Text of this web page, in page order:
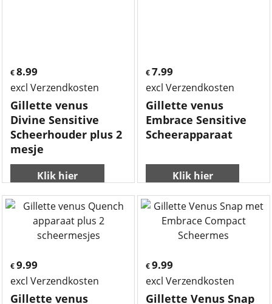
€ 8.99
excl Verzendkosten
Gillette venus
Divine Sensitive
Scheerhouder plus 2
mesje
Klik hier
€7.99
excl Verzendkosten
Gillette venus
Embrace Sensitive
Scheerapparaat
Klik hier
€ 9.99
excl Verzendkosten
Gillette venus
€9.99
excl Verzendkosten
Gillette Venus Snap